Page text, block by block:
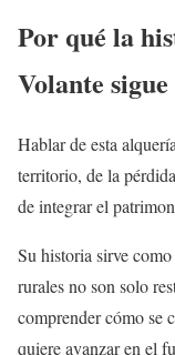
Por qué la
Volante
Hablar de esta
territorio, de la
de integrar el
Su historia sirve
rurales no son solo
comprender cómo se
quiere avanzar en el